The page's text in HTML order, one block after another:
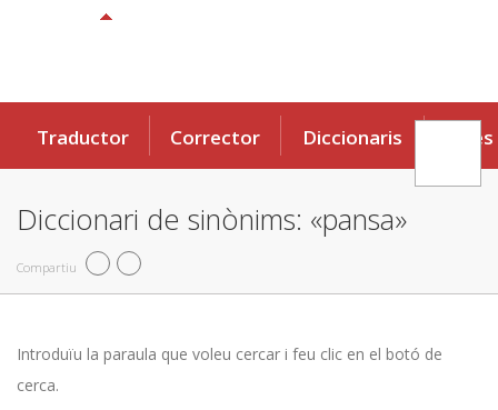
Traductor Corrector Diccionaris Eines
Diccionari de sinònims: «pansa»
Compartiu
Introduïu la paraula que voleu cercar i feu clic en el botó de
cerca.